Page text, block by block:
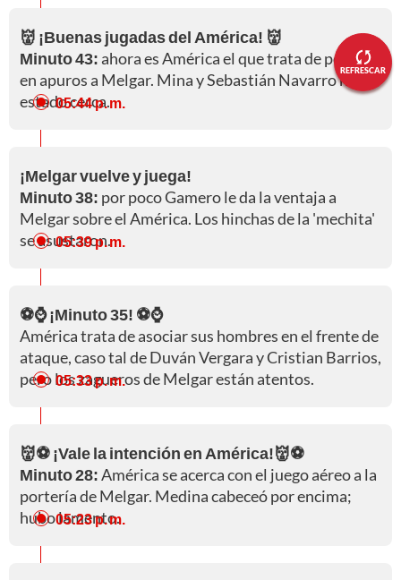
REFRESCAR
👹 ¡Buenas jugadas del América! 👹
Minuto 43:ahora es América el que trata de poner
en apuros a Melgar. Mina y Sebastián Navarro han
estado cerca.
05:44 p. m.
¡Melgar vuelve y juega!
Minuto 38: por poco Gamero le da la ventaja a
Melgar sobre el América. Los hinchas de la 'mechita'
se asustaron.
05:39 p. m.
⚽⌚ ¡Minuto 35! ⚽⌚
América trata de asociar sus hombres en el frente de
ataque, caso tal de Duván Vergara y Cristian Barrios,
pero los zagueros de Melgar están atentos.
05:33 p. m.
👹⚽ ¡Vale la intención en América!👹⚽
Minuto 28:América se acerca con el juego aéreo a la
portería de Melgar. Medina cabeceó por encima;
hubo lamento.
05:23 p. m.